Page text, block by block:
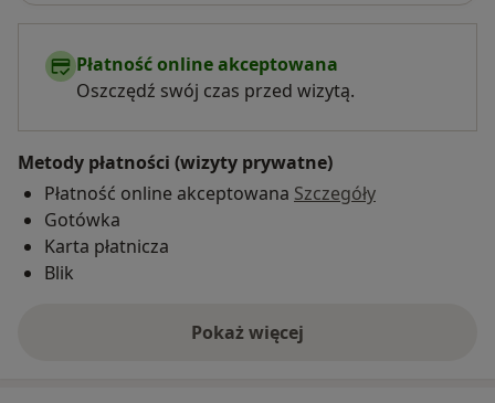
Płatność online akceptowana
Oszczędź swój czas przed wizytą.
Metody płatności (wizyty prywatne)
Płatność online akceptowana Szczegóły
Gotówka
Karta płatnicza
Blik
Pokaż więcej
o adresie